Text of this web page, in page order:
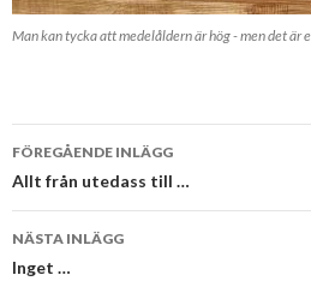
Man kan tycka att medelåldern är hög - men det är
Inläggsnavigering
FÖREGÅENDE INLÄGG
Allt från utedass till …
NÄSTA INLÄGG
Inget …